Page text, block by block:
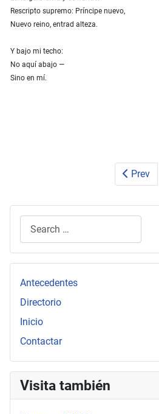
Rescripto supremo: Príncipe nuevo,
Nuevo reino, entrad alteza.
Y bajo mi techo:
No aquí abajo —
Sino en mí.
Prev
Antecedentes
Directorio
Inicio
Contactar
Visita también